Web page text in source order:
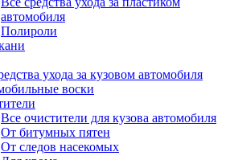
автомобиля
Полироли
ухода за кузовом автомобиля
воски
Все очистители для кузова автомобиля
От битумных пятен
От следов насекомых